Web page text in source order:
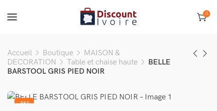
0
Accueil Boutique
MAISON &
DECORATION
Table et chaise haute
BELLE
BARSTOOL GRIS PIED NOIR
-58%